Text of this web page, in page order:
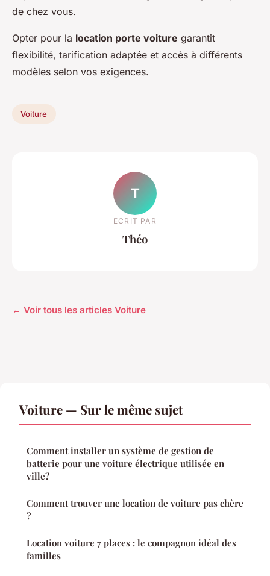
de chez vous.
Opter pour la location porte voiture garantit
flexibilité, tarification adaptée et accès à différents
modèles selon vos exigences.
Voiture
T
ECRIT PAR
Théo
← Voir tous les articles Voiture
Voiture — Sur le même sujet
Comment installer un système de gestion de
batterie pour une voiture électrique utilisée en
ville?
Comment trouver une location de voiture pas chère
?
Location voiture 7 places : le compagnon idéal des
familles